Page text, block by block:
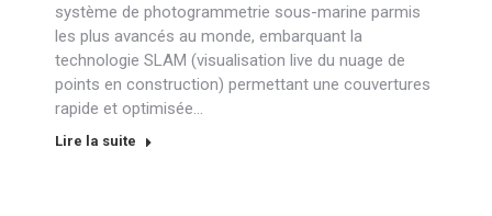
système de photogrammetrie sous-marine parmis
les plus avancés au monde, embarquant la
technologie SLAM (visualisation live du nuage de
points en construction) permettant une couvertures
rapide et optimisée…
Lire la suite